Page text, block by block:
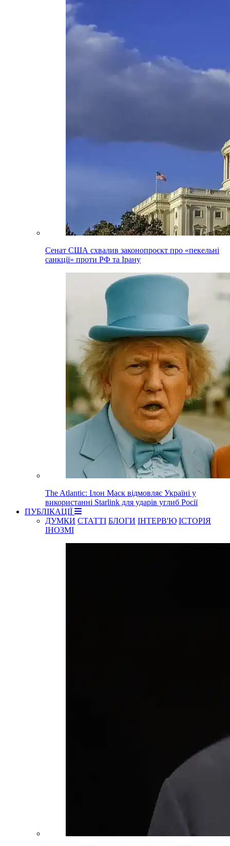
Сенат США схвалив законопроєкт про «пекельні
санкції» проти РФ та Ірану
The Atlantic: Ілон Маск відмовляє Україні у
використанні Starlink для ударів углиб Росії
ПУБЛІКАЦІЇ
ДУМКИ СТАТТІ БЛОГИ ІНТЕРВ'Ю ІСТОРІЯ
ІНОЗМІ